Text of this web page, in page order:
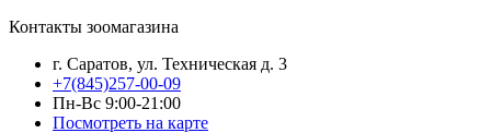
Контакты зоомагазина
г. Саратов, ул. Техническая д. 3
+7(845)257-00-09
Пн-Вс 9:00-21:00
Посмотреть на карте